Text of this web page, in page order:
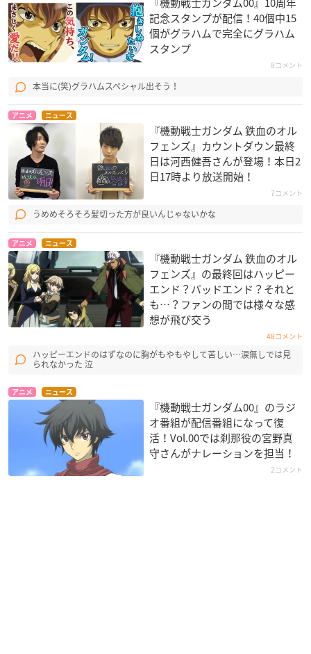
『機動戦士ガンダム00』10周年
記念スタンプが配信！40個中15
個がグラハムで完全にグラハム
スタンプ
8コメント
本当に(笑)グラハムスペシャル出そう！
アニメ ニュース
『機動戦士ガンダム 鉄血のオル
フェンズ』カウントダウン最終
日は河西健吾さんが登場！本日2
日17時より放送開始！
7コメント
うめめそろそろ髪切った方が良いんじゃないかな
アニメ ニュース
『機動戦士ガンダム 鉄血のオル
フェンズ』の最終回はハッピー
エンド？バッドエンド？それと
も…？ファンの間では様々な感
想が飛び交う
48コメント
ハッピーエンドのはずなのに胸がもやもやして苦しい…涙無しでは見
られなかった 泣
アニメ ニュース
『機動戦士ガンダム00』のラジ
オ番組が配信番組になって復
活！Vol.00では刹那役の宮野真
守さんがナレーションを担当！
2コメント